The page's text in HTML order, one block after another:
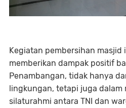
Kegiatan pembersihan
memberikan dampak positif
Penambangan, tidak hanya
lingkungan, tetapi juga dalam
silaturahmi antara TNI dan